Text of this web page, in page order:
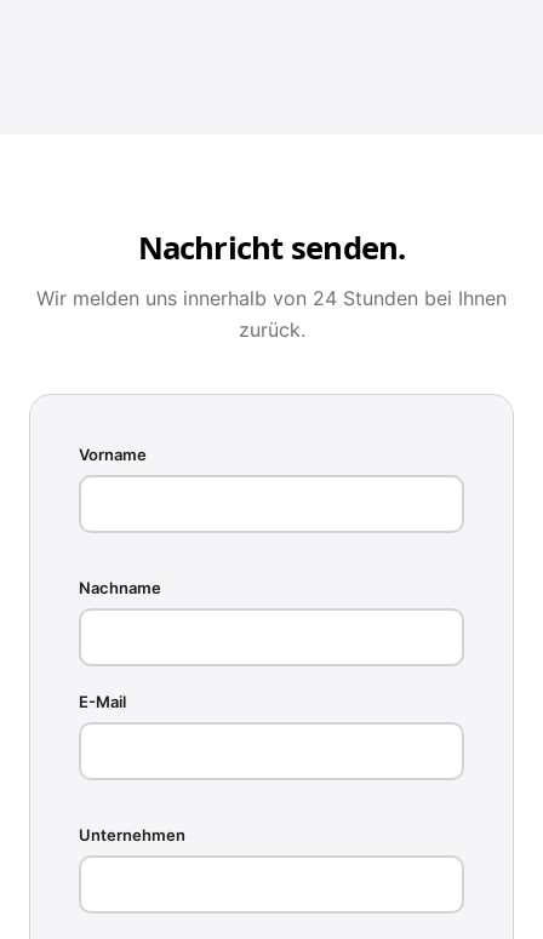
Nachricht senden.
Wir melden uns innerhalb von 24 Stunden bei Ihnen
zurück.
Vorname
Nachname
E-Mail
Unternehmen